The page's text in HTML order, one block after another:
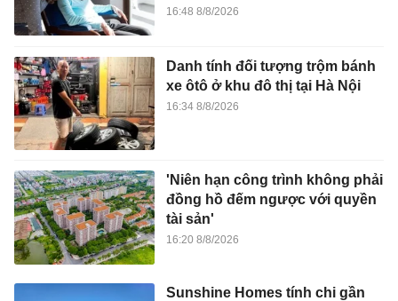
16:48 8/8/2026
Danh tính đối tượng trộm bánh
xe ôtô ở khu đô thị tại Hà Nội
16:34 8/8/2026
'Niên hạn công trình không phải
đồng hồ đếm ngược với quyền
tài sản'
16:20 8/8/2026
Sunshine Homes tính chi gần